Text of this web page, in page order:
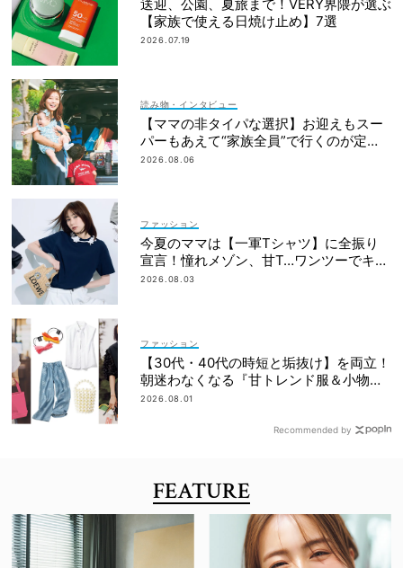
送迎、公園、夏旅まで！VERY界隈が選ぶ
【家族で使える日焼け止め】7選
2026.07.19
読み物・インタビュー
【ママの非タイパな選択】お迎えもスー
パーもあえて“家族全員”で行くのが定
番！
2026.08.06
ファッション
今夏のママは【一軍Tシャツ】に全振り
宣言！憧れメゾン、甘T…ワンツーでキマ
るものだけ
2026.08.03
ファッション
【30代・40代の時短と垢抜け】を両立！
朝迷わなくなる『甘トレンド服＆小物』
最旬カタログ
2026.08.01
Recommended by
FEATURE